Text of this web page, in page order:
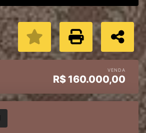
VENDA
R$ 160.000,00